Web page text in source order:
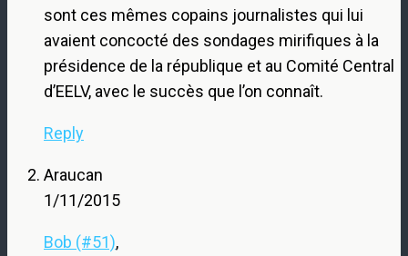
sont ces mêmes copains journalistes qui lui
avaient concocté des sondages mirifiques à la
présidence de la république et au Comité Central
d’EELV, avec le succès que l’on connaît.
Reply
Araucan
1/11/2015
Bob (#51),